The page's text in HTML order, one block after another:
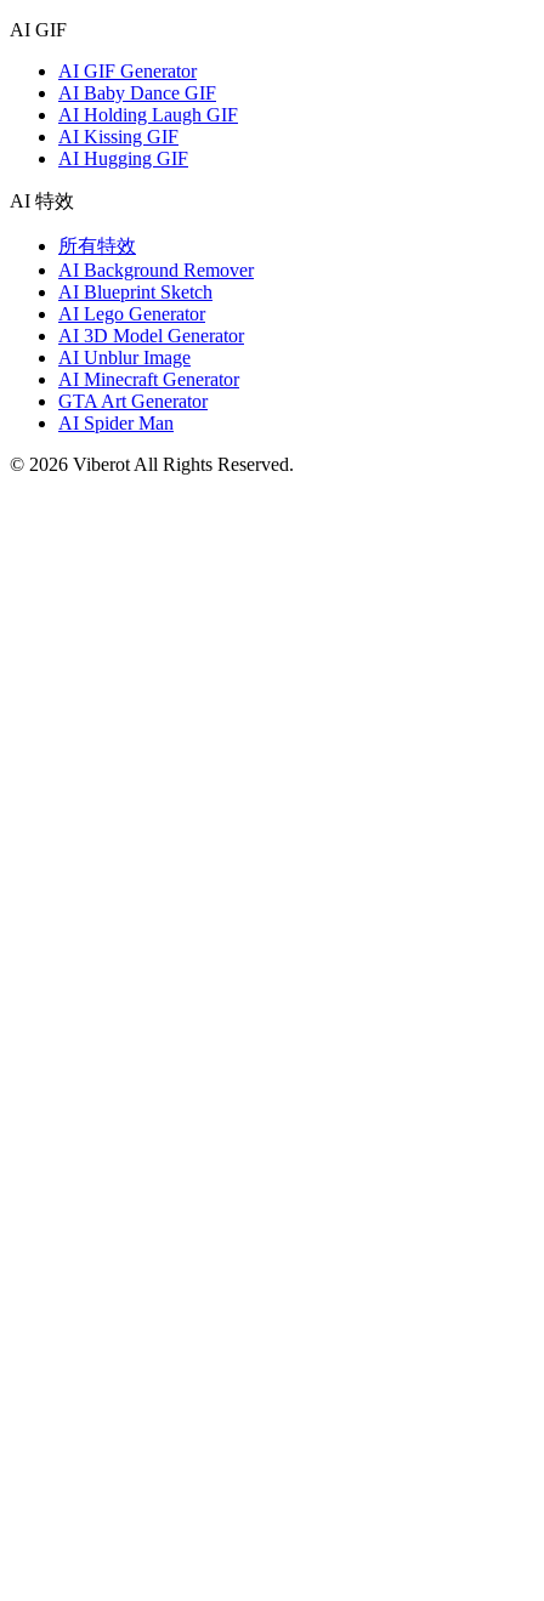
AI GIF
AI GIF Generator
AI Baby Dance GIF
AI Holding Laugh GIF
AI Kissing GIF
AI Hugging GIF
AI 特效
所有特效
AI Background Remover
AI Blueprint Sketch
AI Lego Generator
AI 3D Model Generator
AI Unblur Image
AI Minecraft Generator
GTA Art Generator
AI Spider Man
© 2026 Viberot All Rights Reserved.